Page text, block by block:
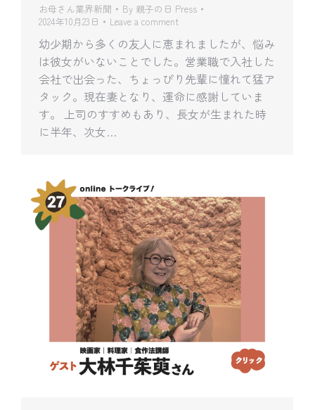
お母さん業界新聞 By 親子の日 Press
2024年10月23日
Leave a comment
幼少期から多くの友人に恵まれましたが、悩み
は彼女がいないことでした。営業職で入社した
会社で出会った、ちょっぴり先輩に憧れて猛ア
タック。現在妻となり、運命に感謝していま
す。 上司のすすめもあり、長女が生まれた時
に半年、次女…